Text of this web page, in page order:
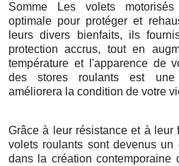
Somme Les volets
optimale pour protéger et
leurs divers bienfaits, ils
protection accrus, tout en
température et l'apparence de
des stores roulants est
améliorera la condition de votre
Grâce à leur résistance et à leur
volets roulants sont devenus un
dans la création contemporaine